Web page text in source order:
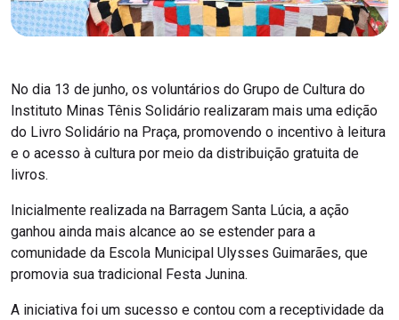
No dia 13 de junho, os voluntários do Grupo de Cultura do
Instituto Minas Tênis Solidário realizaram mais uma edição
do Livro Solidário na Praça, promovendo o incentivo à leitura
e o acesso à cultura por meio da distribuição gratuita de
livros.
Inicialmente realizada na Barragem Santa Lúcia, a ação
ganhou ainda mais alcance ao se estender para a
comunidade da Escola Municipal Ulysses Guimarães, que
promovia sua tradicional Festa Junina.
A iniciativa foi um sucesso e contou com a receptividade da